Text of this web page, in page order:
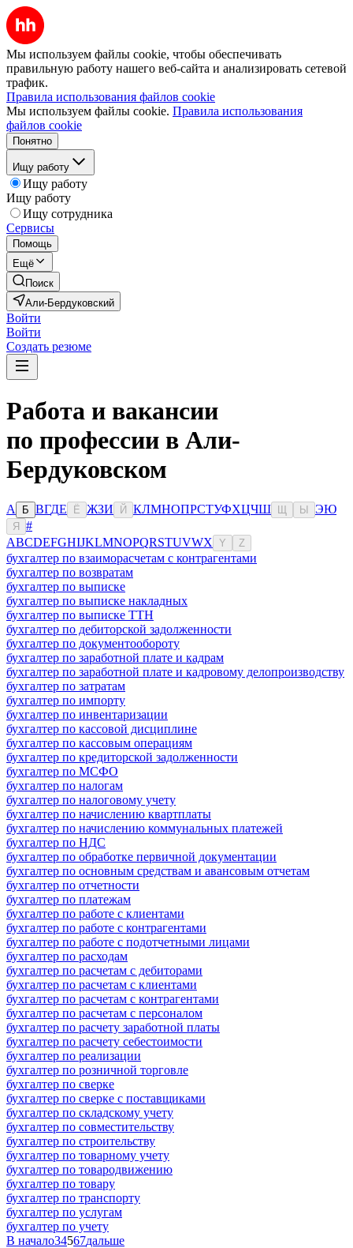
Мы используем файлы cookie, чтобы обеспечивать
правильную работу нашего веб-сайта и анализировать сетевой
трафик.
Правила использования файлов cookie
Мы используем файлы cookie. Правила использования
файлов cookie
Понятно
Ищу работу
Ищу работу
Ищу работу
Ищу сотрудника
Сервисы
Помощь
Ещё
Поиск
Али-Бердуковский
Войти
Войти
Создать резюме
Работа и вакансии
по профессии в Али-
Бердуковском
А Б ВГДЕ Ё ЖЗИ Й КЛМНОПРСТУФХЦЧШ Ы ЭЮ
Я
#
ABCDEFGHIJKLMNOPQRSTUVWX Y Z
бухгалтер по взаиморасчетам с контрагентами
бухгалтер по возвратам
бухгалтер по выписке
бухгалтер по выписке накладных
бухгалтер по выписке ТТН
бухгалтер по дебиторской задолженности
бухгалтер по документообороту
бухгалтер по заработной плате и кадрам
бухгалтер по заработной плате и кадровому делопроизводству
бухгалтер по затратам
бухгалтер по импорту
бухгалтер по инвентаризации
бухгалтер по кассовой дисциплине
бухгалтер по кассовым операциям
бухгалтер по кредиторской задолженности
бухгалтер по МСФО
бухгалтер по налогам
бухгалтер по налоговому учету
бухгалтер по начислению квартплаты
бухгалтер по начислению коммунальных платежей
бухгалтер по НДС
бухгалтер по обработке первичной документации
бухгалтер по основным средствам и авансовым отчетам
бухгалтер по отчетности
бухгалтер по платежам
бухгалтер по работе с клиентами
бухгалтер по работе с контрагентами
бухгалтер по работе с подотчетными лицами
бухгалтер по расходам
бухгалтер по расчетам с дебиторами
бухгалтер по расчетам с клиентами
бухгалтер по расчетам с контрагентами
бухгалтер по расчетам с персоналом
бухгалтер по расчету заработной платы
бухгалтер по расчету себестоимости
бухгалтер по реализации
бухгалтер по розничной торговле
бухгалтер по сверке
бухгалтер по сверке с поставщиками
бухгалтер по складскому учету
бухгалтер по совместительству
бухгалтер по строительству
бухгалтер по товарному учету
бухгалтер по товародвижению
бухгалтер по товару
бухгалтер по транспорту
бухгалтер по услугам
бухгалтер по учету
В начало34567дальше